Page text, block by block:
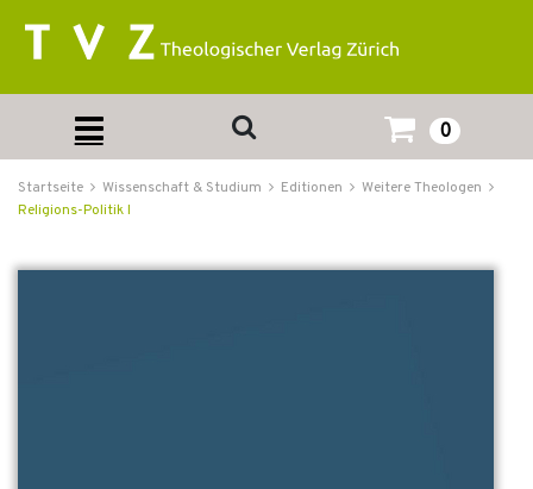
0
Startseite Wissenschaft & Studium Editionen
Weitere Theologen
Religions-Politik I